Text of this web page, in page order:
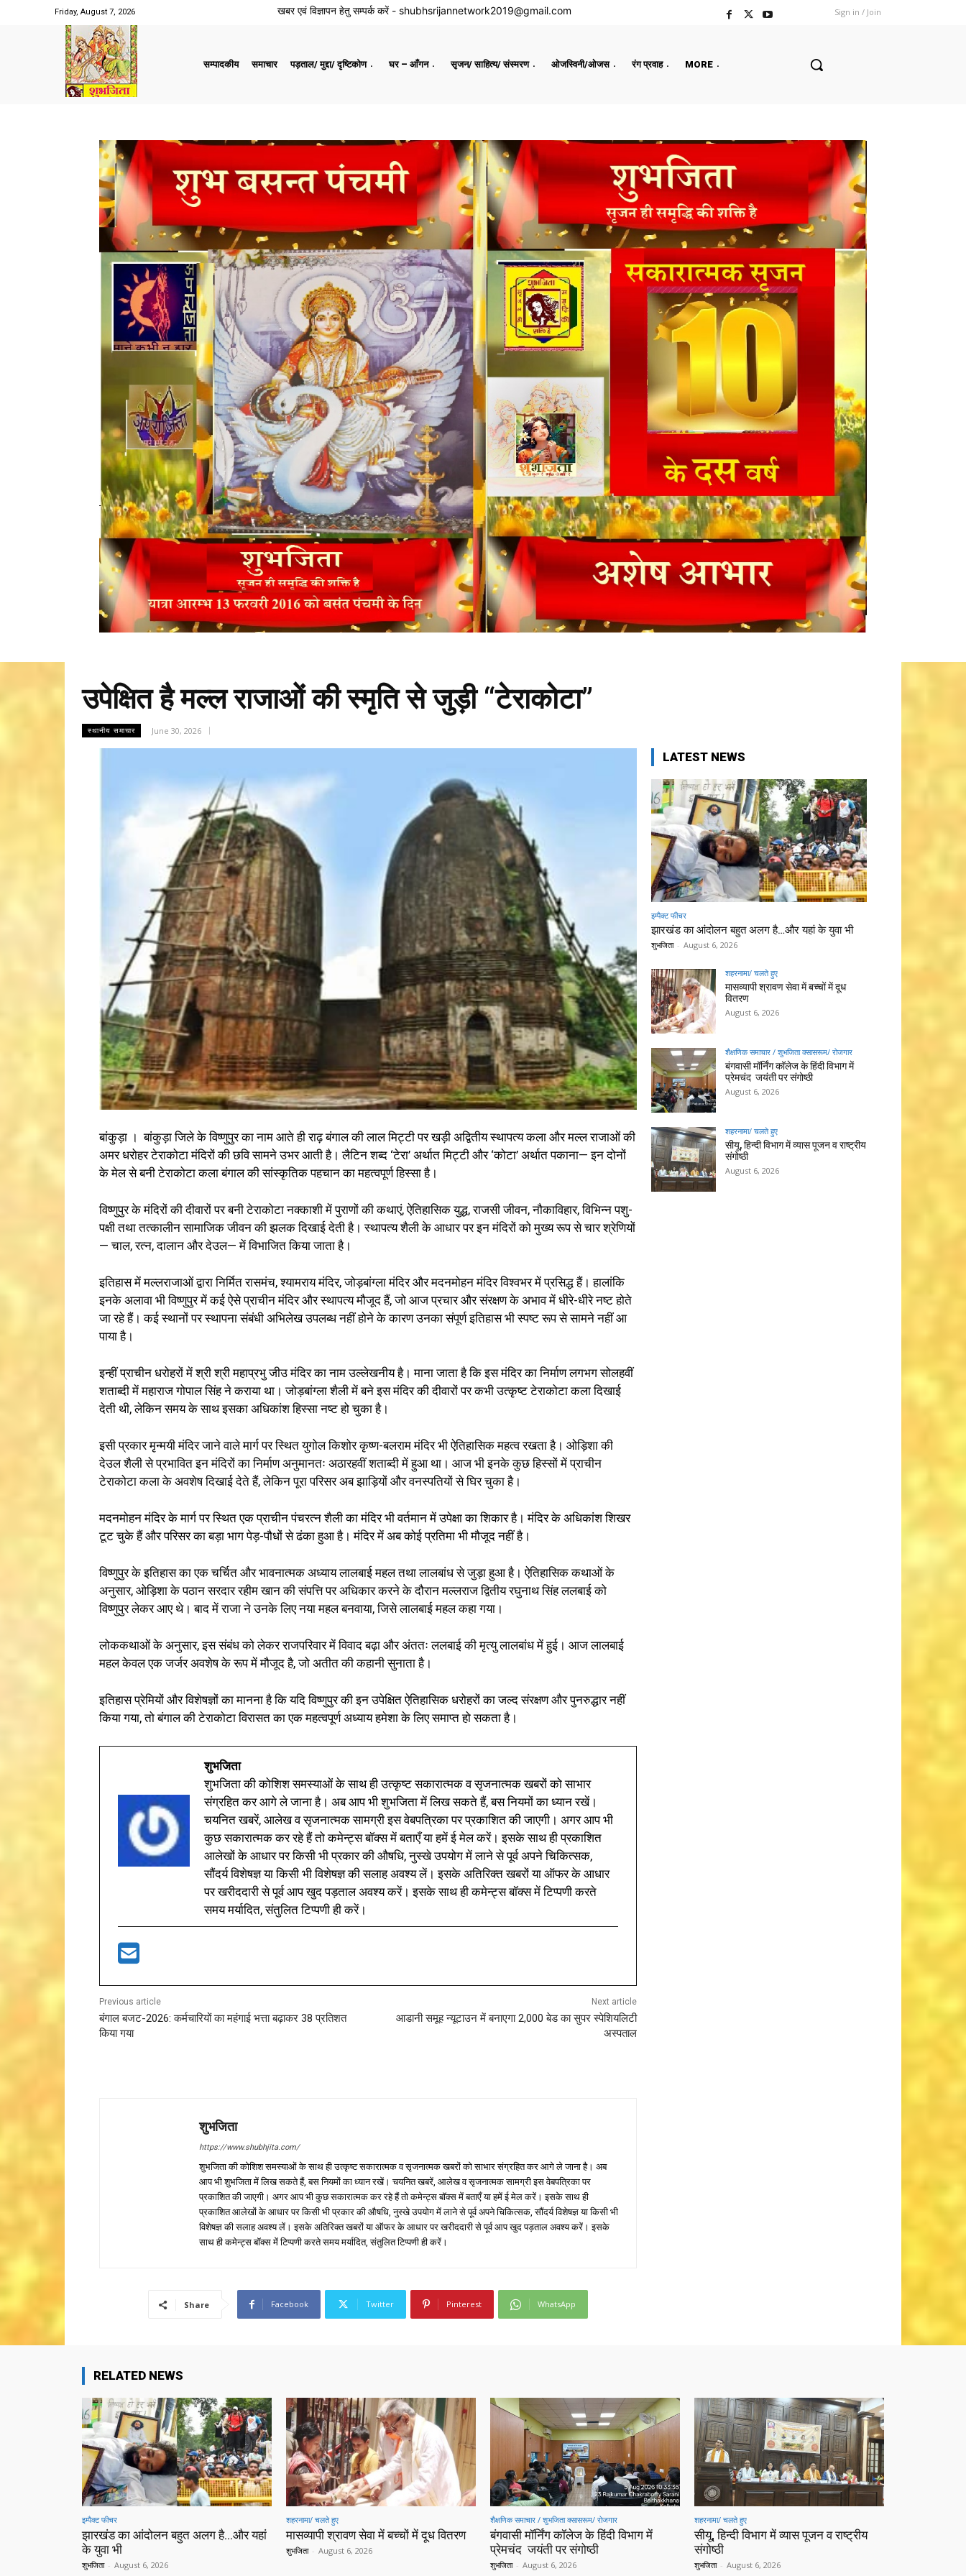
Friday, August 7, 2026 खबर एवं विज्ञापन हेतु सम्पर्क करें - shubhsrijannetwork2019@gmail.com Sign in / Join
सम्पादकीय समाचार पड़ताल/ मुद्दा/ दृष्टिकोण घर – आँगन सृजन/ साहित्य/ संस्मरण ओजस्विनी/ओजस रंग प्रवाह MORE
उपेक्षित है मल्ल राजाओं की स्मृति से जुड़ी “टेराकोटा”
स्थानीय समाचार June 30, 2026
बांकुड़ा । बांकुड़ा जिले के विष्णुपुर का नाम आते ही राढ़ बंगाल की लाल मिट्टी पर खड़ी अद्वितीय स्थापत्य कला और मल्ल राजाओं की
अमर धरोहर टेराकोटा मंदिरों की छवि सामने उभर आती है। लैटिन शब्द ‘टेरा’ अर्थात मिट्टी और ‘कोटा’ अर्थात पकाना— इन दोनों
के मेल से बनी टेराकोटा कला बंगाल की सांस्कृतिक पहचान का महत्वपूर्ण हिस्सा है।
विष्णुपुर के मंदिरों की दीवारों पर बनी टेराकोटा नक्काशी में पुराणों की कथाएं, ऐतिहासिक युद्ध, राजसी जीवन, नौकाविहार, विभिन्न पशु-
पक्षी तथा तत्कालीन सामाजिक जीवन की झलक दिखाई देती है। स्थापत्य शैली के आधार पर इन मंदिरों को मुख्य रूप से चार श्रेणियों
— चाल, रत्न, दालान और देउल— में विभाजित किया जाता है।
इतिहास में मल्लराजाओं द्वारा निर्मित रासमंच, श्यामराय मंदिर, जोड़बांग्ला मंदिर और मदनमोहन मंदिर विश्वभर में प्रसिद्ध हैं। हालांकि
इनके अलावा भी विष्णुपुर में कई ऐसे प्राचीन मंदिर और स्थापत्य मौजूद हैं, जो आज प्रचार और संरक्षण के अभाव में धीरे-धीरे नष्ट होते
जा रहे हैं। कई स्थानों पर स्थापना संबंधी अभिलेख उपलब्ध नहीं होने के कारण उनका संपूर्ण इतिहास भी स्पष्ट रूप से सामने नहीं आ
पाया है।
इन्हीं प्राचीन धरोहरों में श्री श्री महाप्रभु जीउ मंदिर का नाम उल्लेखनीय है। माना जाता है कि इस मंदिर का निर्माण लगभग सोलहवीं
शताब्दी में महाराज गोपाल सिंह ने कराया था। जोड़बांग्ला शैली में बने इस मंदिर की दीवारों पर कभी उत्कृष्ट टेराकोटा कला दिखाई
देती थी, लेकिन समय के साथ इसका अधिकांश हिस्सा नष्ट हो चुका है।
इसी प्रकार मृन्मयी मंदिर जाने वाले मार्ग पर स्थित युगोल किशोर कृष्ण-बलराम मंदिर भी ऐतिहासिक महत्व रखता है। ओड़िशा की
देउल शैली से प्रभावित इन मंदिरों का निर्माण अनुमानतः अठारहवीं शताब्दी में हुआ था। आज भी इनके कुछ हिस्सों में प्राचीन
टेराकोटा कला के अवशेष दिखाई देते हैं, लेकिन पूरा परिसर अब झाड़ियों और वनस्पतियों से घिर चुका है।
मदनमोहन मंदिर के मार्ग पर स्थित एक प्राचीन पंचरत्न शैली का मंदिर भी वर्तमान में उपेक्षा का शिकार है। मंदिर के अधिकांश शिखर
टूट चुके हैं और परिसर का बड़ा भाग पेड़-पौधों से ढंका हुआ है। मंदिर में अब कोई प्रतिमा भी मौजूद नहीं है।
विष्णुपुर के इतिहास का एक चर्चित और भावनात्मक अध्याय लालबाई महल तथा लालबांध से जुड़ा हुआ है। ऐतिहासिक कथाओं के
अनुसार, ओड़िशा के पठान सरदार रहीम खान की संपत्ति पर अधिकार करने के दौरान मल्लराज द्वितीय रघुनाथ सिंह ललबाई को
विष्णुपुर लेकर आए थे। बाद में राजा ने उनके लिए नया महल बनवाया, जिसे लालबाई महल कहा गया।
लोककथाओं के अनुसार, इस संबंध को लेकर राजपरिवार में विवाद बढ़ा और अंततः ललबाई की मृत्यु लालबांध में हुई। आज लालबाई
महल केवल एक जर्जर अवशेष के रूप में मौजूद है, जो अतीत की कहानी सुनाता है।
इतिहास प्रेमियों और विशेषज्ञों का मानना है कि यदि विष्णुपुर की इन उपेक्षित ऐतिहासिक धरोहरों का जल्द संरक्षण और पुनरुद्धार नहीं
किया गया, तो बंगाल की टेराकोटा विरासत का एक महत्वपूर्ण अध्याय हमेशा के लिए समाप्त हो सकता है।
शुभजिता
शुभजिता की कोशिश समस्याओं के साथ ही उत्कृष्ट सकारात्मक व सृजनात्मक खबरों को साभार
संग्रहित कर आगे ले जाना है। अब आप भी शुभजिता में लिख सकते हैं, बस नियमों का ध्यान रखें।
चयनित खबरें, आलेख व सृजनात्मक सामग्री इस वेबपत्रिका पर प्रकाशित की जाएगी। अगर आप भी
कुछ सकारात्मक कर रहे हैं तो कमेन्ट्स बॉक्स में बताएँ या हमें ई मेल करें। इसके साथ ही प्रकाशित
आलेखों के आधार पर किसी भी प्रकार की औषधि, नुस्खे उपयोग में लाने से पूर्व अपने चिकित्सक,
सौंदर्य विशेषज्ञ या किसी भी विशेषज्ञ की सलाह अवश्य लें। इसके अतिरिक्त खबरों या ऑफर के आधार
पर खरीददारी से पूर्व आप खुद पड़ताल अवश्य करें। इसके साथ ही कमेन्ट्स बॉक्स में टिप्पणी करते
समय मर्यादित, संतुलित टिप्पणी ही करें।
Previous article
बंगाल बजट-2026: कर्मचारियों का महंगाई भत्ता बढ़ाकर 38 प्रतिशत
किया गया
Next article
आडानी समूह न्यूटाउन में बनाएगा 2,000 बेड का सुपर स्पेशियलिटी
अस्पताल
शुभजिता
https://www.shubhjita.com/
शुभजिता की कोशिश समस्याओं के साथ ही उत्कृष्ट सकारात्मक व सृजनात्मक खबरों को साभार संग्रहित कर आगे ले जाना है। अब
आप भी शुभजिता में लिख सकते हैं, बस नियमों का ध्यान रखें। चयनित खबरें, आलेख व सृजनात्मक सामग्री इस वेबपत्रिका पर
प्रकाशित की जाएगी। अगर आप भी कुछ सकारात्मक कर रहे हैं तो कमेन्ट्स बॉक्स में बताएँ या हमें ई मेल करें। इसके साथ ही
प्रकाशित आलेखों के आधार पर किसी भी प्रकार की औषधि, नुस्खे उपयोग में लाने से पूर्व अपने चिकित्सक, सौंदर्य विशेषज्ञ या किसी भी
विशेषज्ञ की सलाह अवश्य लें। इसके अतिरिक्त खबरों या ऑफर के आधार पर खरीददारी से पूर्व आप खुद पड़ताल अवश्य करें। इसके
साथ ही कमेन्ट्स बॉक्स में टिप्पणी करते समय मर्यादित, संतुलित टिप्पणी ही करें।
Share Facebook Twitter Pinterest WhatsApp
LATEST NEWS
इम्पैक्ट फीचर
झारखंड का आंदोलन बहुत अलग है…और यहां के युवा भी
शुभजिता - August 6, 2026
शहरनामा/ चलते हुए
मासव्यापी श्रावण सेवा में बच्चों में दूध
वितरण
August 6, 2026
शैक्षणिक समाचार / शुभजिता क्सासरूम/ रोजगार
बंगवासी मॉर्निंग कॉलेज के हिंदी विभाग में
प्रेमचंद जयंती पर संगोष्ठी
August 6, 2026
शहरनामा/ चलते हुए
सीयू, हिन्दी विभाग में व्यास पूजन व राष्ट्रीय
संगोष्ठी
August 6, 2026
RELATED NEWS
इम्पैक्ट फीचर
झारखंड का आंदोलन बहुत अलग है…और यहां
के युवा भी
शुभजिता - August 6, 2026
शहरनामा/ चलते हुए
मासव्यापी श्रावण सेवा में बच्चों में दूध वितरण
शुभजिता - August 6, 2026
शैक्षणिक समाचार / शुभजिता क्सासरूम/ रोजगार
बंगवासी मॉर्निंग कॉलेज के हिंदी विभाग में
प्रेमचंद जयंती पर संगोष्ठी
शुभजिता - August 6, 2026
शहरनामा/ चलते हुए
सीयू, हिन्दी विभाग में व्यास पूजन व राष्ट्रीय
संगोष्ठी
शुभजिता - August 6, 2026